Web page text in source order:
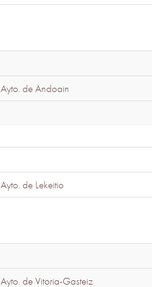
Ayto. de Andoain
Ayto. de Lekeitio
Ayto. de Vitoria-Gasteiz